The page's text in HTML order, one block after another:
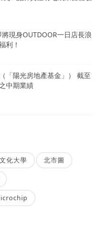
現身OUTDOOR一日店長浪
利！
「陽光房地產基金」） 截至
中期業績
化大學 北市圖